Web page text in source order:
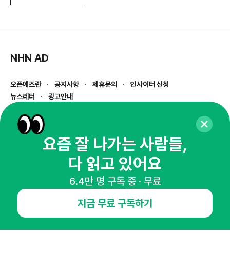
NHN AD
오픈애즈란 공지사항 제휴문의
인사이터 신청
뉴스레터
광고안내
경기도 성남시 분당구 대왕판교로645번길 16
사업자등록번호 : 144-81-27690(
통신판매업신고번호 : 2014-경기성남-1023
호스팅서비스사업자 : 오픈애즈
1800-2198
openads@openads.co.kr
이용약관
instagramthreadkakaotalk
요즘 잘 나가는 사람들,
다 읽고 있어요
6.4만 명 구독 중 · 무료
지금 무료 구독하기